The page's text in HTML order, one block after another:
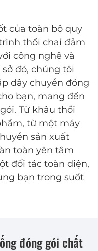
của toàn bộ quy
thổi chai đảm
công nghệ và
đó, chúng tôi
dây chuyền đóng
bạn, mang đến
Từ khâu thổi
từ một máy
sản xuất
toàn yên tâm
đối tác toàn diện,
bạn trong suốt
đóng gói chất